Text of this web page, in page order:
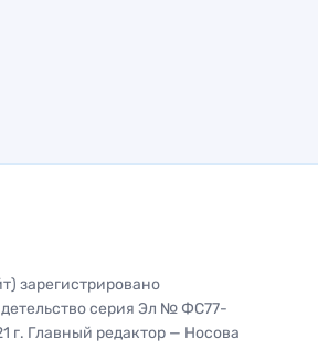
зарегистрировано
серия Эл № ФС77-
г. Главный редактор — Носова